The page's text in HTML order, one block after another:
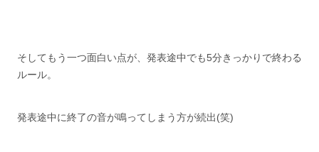
そしてもう一つ面白い点が、発表途中でも5分きっかりで終わる
ルール。
発表途中に終了の音が鳴ってしまう方が続出(笑)